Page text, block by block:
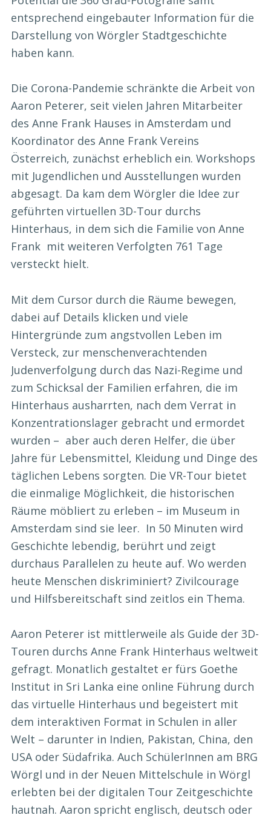
entsprechend eingebauter Information für die
Darstellung von Wörgler Stadtgeschichte
haben kann.
Die Corona-Pandemie schränkte die Arbeit von
Aaron Peterer, seit vielen Jahren Mitarbeiter
des Anne Frank Hauses in Amsterdam und
Koordinator des Anne Frank Vereins
Österreich, zunächst erheblich ein. Workshops
mit Jugendlichen und Ausstellungen wurden
abgesagt. Da kam dem Wörgler die Idee zur
geführten virtuellen 3D-Tour durchs
Hinterhaus, in dem sich die Familie von Anne
Frank mit weiteren Verfolgten 761 Tage
versteckt hielt.
Mit dem Cursor durch die Räume bewegen,
dabei auf Details klicken und viele
Hintergründe zum angstvollen Leben im
Versteck, zur menschenverachtenden
Judenverfolgung durch das Nazi-Regime und
zum Schicksal der Familien erfahren, die im
Hinterhaus ausharrten, nach dem Verrat in
Konzentrationslager gebracht und ermordet
wurden – aber auch deren Helfer, die über
Jahre für Lebensmittel, Kleidung und Dinge des
täglichen Lebens sorgten. Die VR-Tour bietet
die einmalige Möglichkeit, die historischen
Räume möbliert zu erleben – im Museum in
Amsterdam sind sie leer. In 50 Minuten wird
Geschichte lebendig, berührt und zeigt
durchaus Parallelen zu heute auf. Wo werden
heute Menschen diskriminiert? Zivilcourage
und Hilfsbereitschaft sind zeitlos ein Thema.
Aaron Peterer ist mittlerweile als Guide der 3D-
Touren durchs Anne Frank Hinterhaus weltweit
gefragt. Monatlich gestaltet er fürs Goethe
Institut in Sri Lanka eine online Führung durch
das virtuelle Hinterhaus und begeistert mit
dem interaktiven Format in Schulen in aller
Welt – darunter in Indien, Pakistan, China, den
USA oder Südafrika. Auch SchülerInnen am BRG
Wörgl und in der Neuen Mittelschule in Wörgl
erlebten bei der digitalen Tour Zeitgeschichte
hautnah. Aaron spricht englisch, deutsch oder